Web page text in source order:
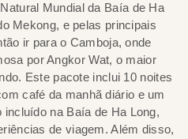
Mundial da Baía de Ha
Mekong, e pelas principais
ir para o Camboja, onde
por Angkor Wat, o maior
Este pacote inclui 10 noites
café da manhã diário e um
na Baía de Ha Long,
de viagem. Além disso,